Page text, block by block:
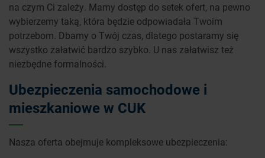
na czym Ci zależy. Mamy dostęp do setek ofert, na pewno
wybierzemy taką, która będzie odpowiadała Twoim
potrzebom. Dbamy o Twój czas, dlatego postaramy się
wszystko załatwić bardzo szybko. U nas załatwisz też
niezbędne formalności.
Ubezpieczenia samochodowe i
mieszkaniowe w CUK
Nasza oferta obejmuje kompleksowe ubezpieczenia: